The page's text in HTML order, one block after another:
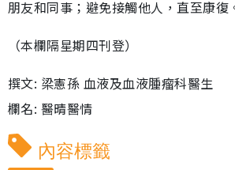
朋友和同事；避免接觸他人，直至康復
（本欄隔星期四刊登）
撰文: 梁憲孫 血液及血液腫瘤科醫生
欄名: 醫晴醫情
內容標籤